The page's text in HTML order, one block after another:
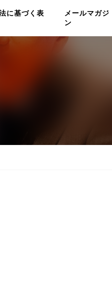
に基づく表
メールマガジ
ン